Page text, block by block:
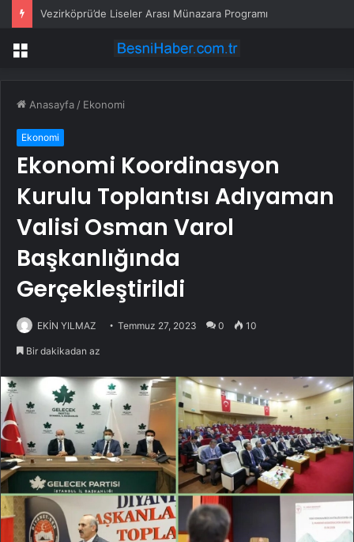
Vezirköprü’de Liseler Arası Münazara Programı
Menü
Anasayfa / Ekonomi
Ekonomi
Ekonomi Koordinasyon
Kurulu Toplantısı Adıyaman
Valisi Osman Varol
Başkanlığında
Gerçekleştirildi
EKİN YILMAZ Temmuz 27, 2023 0 10
Bir dakikadan az